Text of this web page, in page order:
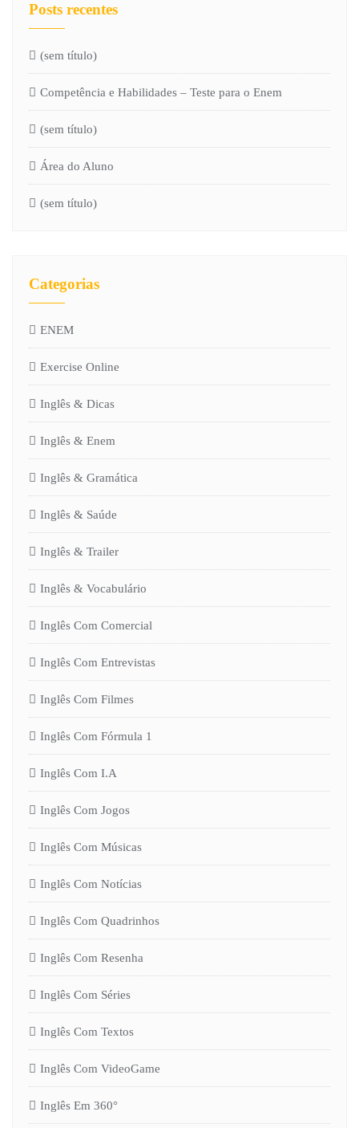
Posts recentes
(sem título)
Competência e Habilidades – Teste para o Enem
(sem título)
Área do Aluno
(sem título)
Categorias
ENEM
Exercise Online
Inglês & Dicas
Inglês & Enem
Inglês & Gramática
Inglês & Saúde
Inglês & Trailer
Inglês & Vocabulário
Inglês Com Comercial
Inglês Com Entrevistas
Inglês Com Filmes
Inglês Com Fórmula 1
Inglês Com I.A
Inglês Com Jogos
Inglês Com Músicas
Inglês Com Notícias
Inglês Com Quadrinhos
Inglês Com Resenha
Inglês Com Séries
Inglês Com Textos
Inglês Com VideoGame
Inglês Em 360°